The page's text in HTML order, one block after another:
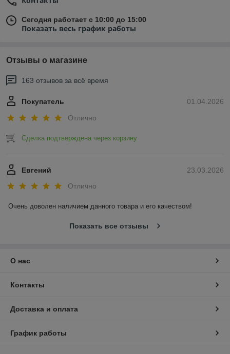
Сегодня работает с 10:00 до 15:00
Показать весь график работы
Отзывы о магазине
163 отзывов за всё время
01.04.2026
Покупатель
Отлично
Сделка подтверждена через корзину
23.03.2026
Евгений
Отлично
Очень доволен наличием данного товара и его качеством!
Показать все отзывы
О нас
Контакты
Доставка и оплата
График работы